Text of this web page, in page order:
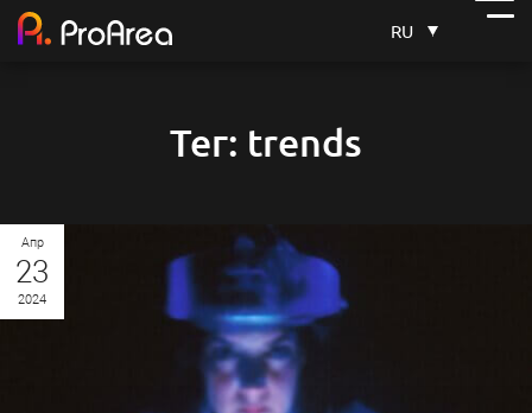
RU
Тег: trends
Апр
23
2024